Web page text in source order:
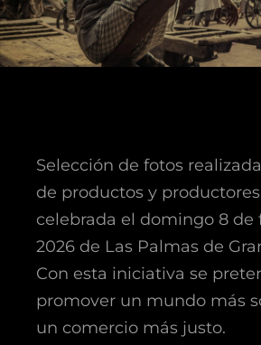
Selección de fotos
de productos y
celebrada el domingo 8 de
2026 de Las Palmas de
Con esta iniciativa se
promover un mundo más
un comercio más justo.